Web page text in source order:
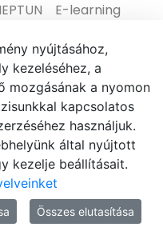
E-learning
Igazgatóság
nyújtásához,
kezeléséhez, a
mozgásának a nyomon
kapcsolatos
használjuk.
által nyújtott
kezelje beállításait.
Összes elutasítása